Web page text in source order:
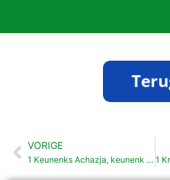
Vorige
VORIGE
1 Keunenks Achazja, keunenk van Israël (22:52-54)